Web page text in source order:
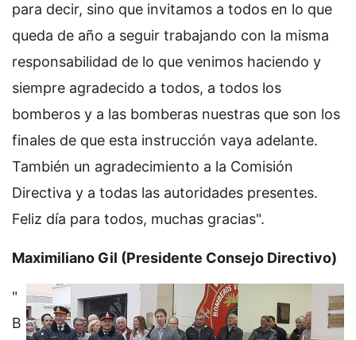
para decir, sino que invitamos a todos en lo que
queda de año a seguir trabajando con la misma
responsabilidad de lo que venimos haciendo y
siempre agradecido a todos, a todos los
bomberos y a las bomberas nuestras que son los
finales de que esta instrucción vaya adelante.
También un agradecimiento a la Comisión
Directiva y a todas las autoridades presentes.
Feliz día para todos, muchas gracias".
Maximiliano Gil (Presidente Consejo Directivo)
"
B